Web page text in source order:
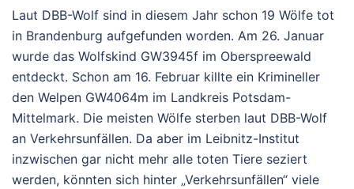
Laut DBB-Wolf sind in diesem Jahr schon 19 Wölfe tot
in Brandenburg aufgefunden worden. Am 26. Januar
wurde das Wolfskind GW3945f im Oberspreewald
entdeckt. Schon am 16. Februar killte ein Krimineller
den Welpen GW4064m im Landkreis Potsdam-
Mittelmark. Die meisten Wölfe sterben laut DBB-Wolf
an Verkehrsunfällen. Da aber im Leibnitz-Institut
inzwischen gar nicht mehr alle toten Tiere seziert
werden, könnten sich hinter „Verkehrsunfällen“ viele